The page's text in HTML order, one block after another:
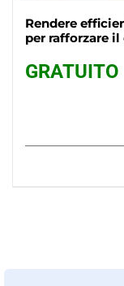
Rendere
per rafforzare il
GRATUITO